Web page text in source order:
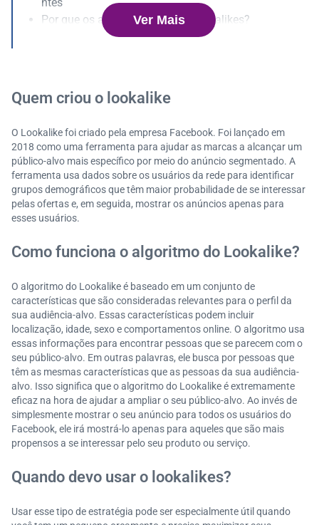
Por que os anunciantes usam lookalikes?
Como os anunciantes podem criar um lookalike?
Como usar o lookalike para segmentar o seu público
da maneira correta?
rreta
Exemplos de campanhas bem-sucedidas que usara
m lookalikes
O lookalike pode substituir os anúncios pagos no fut
uro?
Dicas para criar um lookalike eficaz
Alternativas ao Lookalike
Ver Mais
Quem criou o lookalike
O Lookalike foi criado pela empresa Facebook. Foi lançado em
2018 como uma ferramenta para ajudar as marcas a alcançar um
público-alvo mais específico por meio do anúncio segmentado. A
ferramenta usa dados sobre os usuários da rede para identificar
grupos demográficos que têm maior probabilidade de se interessar
pelas ofertas e, em seguida, mostrar os anúncios apenas para
esses usuários.
Como funciona o algoritmo do Lookalike?
O algoritmo do Lookalike é baseado em um conjunto de
características que são consideradas relevantes para o perfil da
sua audiência-alvo. Essas características podem incluir
localização, idade, sexo e comportamentos online. O algoritmo usa
essas informações para encontrar pessoas que se parecem com o
seu público-alvo. Em outras palavras, ele busca por pessoas que
têm as mesmas características que as pessoas da sua audiência-
alvo. Isso significa que o algoritmo do Lookalike é extremamente
eficaz na hora de ajudar a ampliar o seu público-alvo. Ao invés de
simplesmente mostrar o seu anúncio para todos os usuários do
Facebook, ele irá mostrá-lo apenas para aqueles que são mais
propensos a se interessar pelo seu produto ou serviço.
Quando devo usar o lookalikes?
Usar esse tipo de estratégia pode ser especialmente útil quando